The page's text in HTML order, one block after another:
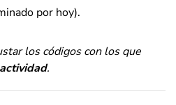
por hoy).
los códigos con los que
.